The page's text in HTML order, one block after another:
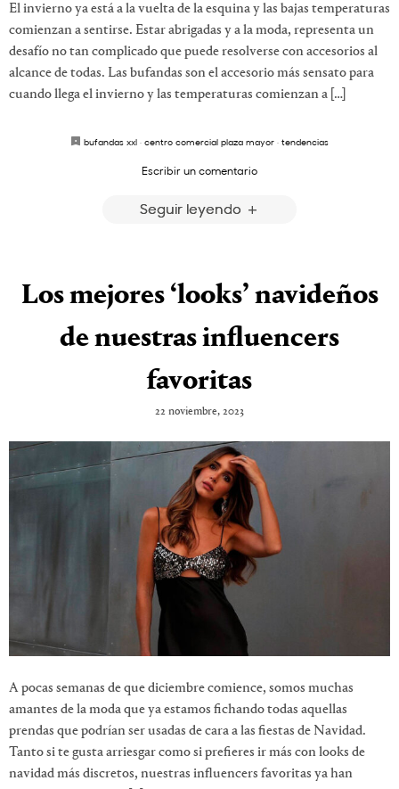
El invierno ya está a la vuelta de la esquina y las bajas temperaturas
comienzan a sentirse. Estar abrigadas y a la moda, representa un
desafío no tan complicado que puede resolverse con accesorios al
alcance de todas. Las bufandas son el accesorio más sensato para
cuando llega el invierno y las temperaturas comienzan a […]
bufandas xxl · centro comercial plaza mayor · tendencias
Escribir un comentario
Seguir leyendo
Los mejores ‘looks’ navideños
de nuestras influencers
favoritas
22 noviembre, 2023
A pocas semanas de que diciembre comience, somos muchas
amantes de la moda que ya estamos fichando todas aquellas
prendas que podrían ser usadas de cara a las fiestas de Navidad.
Tanto si te gusta arriesgar como si prefieres ir más con looks de
navidad más discretos, nuestras influencers favoritas ya han